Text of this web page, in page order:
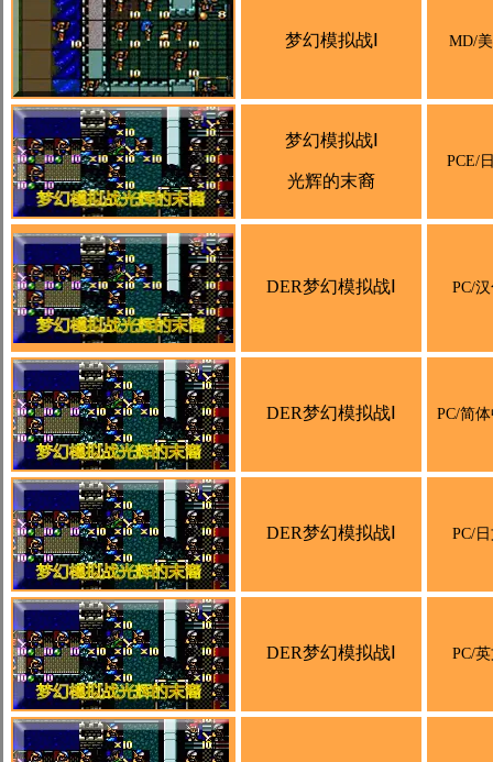
梦幻模拟战Ⅰ MD/
梦幻模拟战Ⅰ
光辉的末裔
PCE/
DER梦幻模拟战Ⅰ PC/
DER梦幻模拟战Ⅰ PC/简
DER梦幻模拟战Ⅰ PC/
DER梦幻模拟战Ⅰ PC/